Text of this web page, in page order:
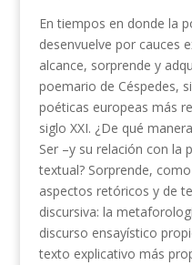
En tiempos en donde la
desenvuelve por cauces
alcance, sorprende y
poemario de Céspedes,
poéticas europeas más
siglo XXI. ¿De qué
Ser –y su relación con la
textual? Sorprende,
aspectos retóricos y de
discursiva: la
discurso ensayístico
texto explicativo más